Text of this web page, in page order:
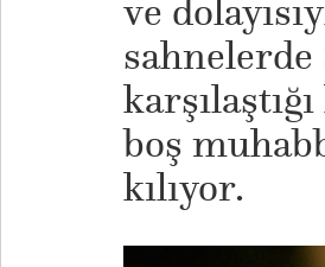
ve
sahnelerde
boş
kılıyor.